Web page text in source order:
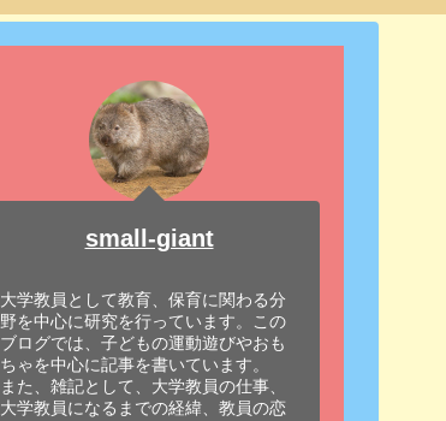
small-giant
大学教員として教育、保育に関わる分
野を中心に研究を行っています。この
ブログでは、子どもの運動遊びやおも
ちゃを中心に記事を書いています。
また、雑記として、大学教員の仕事、
大学教員になるまでの経緯、教員の恋